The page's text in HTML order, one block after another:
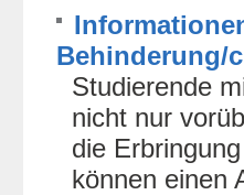
Behinderung/
Studierende
nicht nur
die
können einen